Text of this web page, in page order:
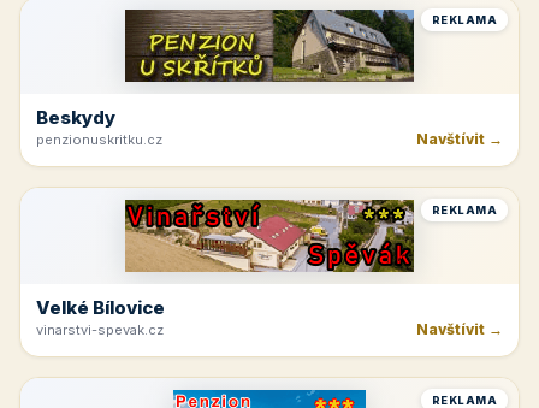
REKLAMA
Beskydy
penzionuskritku.cz Navštívit →
REKLAMA
Velké Bílovice
vinarstvi-spevak.cz Navštívit →
REKLAMA